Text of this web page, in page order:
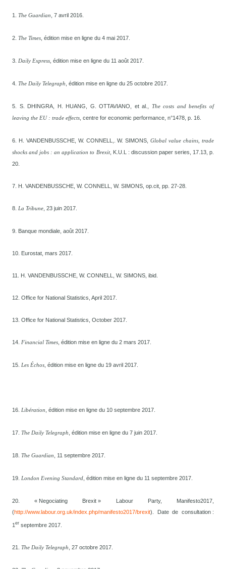
1.The Guardian , 7 avril 2016.
2.The Times , édition mise en ligne du 4 mai 2017.
3. Daily Express, édition mise en ligne du 11 août 2017.
4.The Daily Telegraph , édition mise en ligne du 25 octobre 2017.
5. S. DHINGRA, H. HUANG, G. OTTAVIANO, et al., The costs and benefits of
leaving the EU : trade effects , centre for economic performance, n°1478, p. 16.
6. H. VANDENBUSSCHE, W. CONNELL,. W. SIMONS,Global value chains, trade
shocks and jobs : an application to Brexit, K.U.L : discussion paper series, 17.13, p.
20.
7. H. VANDENBUSSCHE, W. CONNELL, W. SIMONS, op.cit, pp. 27-28.
8. La Tribune , 23 juin 2017.
9. Banque mondiale, août 2017.
10. Eurostat, mars 2017.
11. H. VANDENBUSSCHE, W. CONNELL, W. SIMONS, ibid.
12. Office for National Statistics, April 2017.
13. Office for National Statistics, October 2017.
14. Financial Times , édition mise en ligne du 2 mars 2017.
15. Les Échos , édition mise en ligne du 19 avril 2017.
16. Libération , édition mise en ligne du 10 septembre 2017.
17.The Daily Telegraph , édition mise en ligne du 7 juin 2017.
18.The Guardian , 11 septembre 2017.
19. London Evening Standard , édition mise en ligne du 11 septembre 2017.
20. « Negociating Brexit » Labour Party, Manifesto2017,
(http://www.labour.org.uk/index.php/manifesto2017/brexit). Date de consultation :
1er septembre 2017.
21.The Daily Telegraph , 27 octobre 2017.